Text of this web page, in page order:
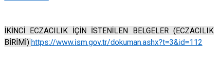
İKİNCİ ECZACILIK İÇİN İSTENİLEN BELGELER (ECZACILIK
BİRİMİ) https://www.ism.gov.tr/dokuman.ashx?t=3&id=112